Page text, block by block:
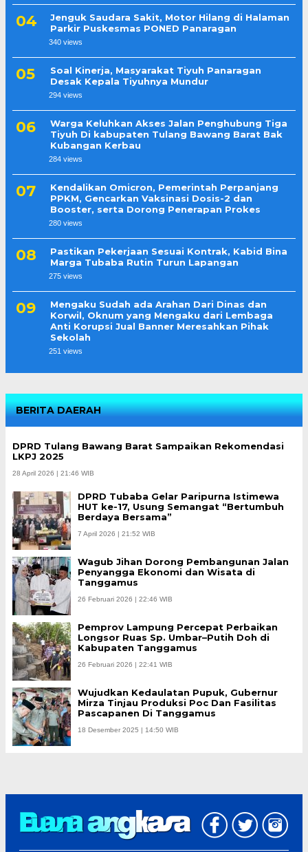
Jenguk Saudara Sakit, Motor Hilang di Halaman
Parkir Puskesmas PONED Panaragan
340 views
Soal Kinerja, Masyarakat Tiyuh Panaragan
Desak Kepala Tiyuhnya Mundur
294 views
Warga Keluhkan Akses Jalan Penghubung Tiga
Tiyuh Di kabupaten Tulang Bawang Barat Bak
Kubangan Kerbau
284 views
Kendalikan Omicron, Pemerintah Perpanjang
PPKM, Gencarkan Vaksinasi Dosis-2 dan
Booster, serta Dorong Penerapan Prokes
280 views
Pastikan Pekerjaan Sesuai Kontrak, Kabid Bina
Marga Tubaba Rutin Turun Lapangan
275 views
Mengaku Sudah ada Arahan Dari Dinas dan
Korwil, Oknum yang Mengaku dari Lembaga
Anti Korupsi Jual Banner Meresahkan Pihak
Sekolah
251 views
BERITA DAERAH
DPRD Tulang Bawang Barat Sampaikan Rekomendasi
LKPJ 2025
28 April 2026 | 21:46 WIB
DPRD Tubaba Gelar Paripurna Istimewa
HUT ke-17, Usung Semangat “Bertumbuh
Berdaya Bersama”
7 April 2026 | 21:52 WIB
Wagub Jihan Dorong Pembangunan Jalan
Penyangga Ekonomi dan Wisata di
Tanggamus
26 Februari 2026 | 22:46 WIB
Pemprov Lampung Percepat Perbaikan
Longsor Ruas Sp. Umbar–Putih Doh di
Kabupaten Tanggamus
26 Februari 2026 | 22:41 WIB
Wujudkan Kedaulatan Pupuk, Gubernur
Mirza Tinjau Produksi Poc Dan Fasilitas
Pascapanen Di Tanggamus
18 Desember 2025 | 14:50 WIB